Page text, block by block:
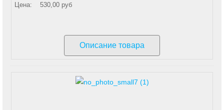
Цена: 530,00 руб
Описание товара